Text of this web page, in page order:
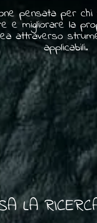
pensata per chi
e migliorare la
attraverso
applicabili.
LA